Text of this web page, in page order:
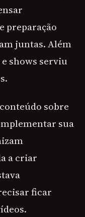
preparação
juntas. Além
shows serviu
sobre
sua
a criar
ficar